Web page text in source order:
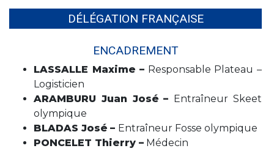
DÉLÉGATION FRANÇAISE
ENCADREMENT
LASSALLE Maxime – Responsable Plateau –
Logisticien
ARAMBURU Juan José – Entraîneur Skeet
olympique
BLADAS José – Entraîneur Fosse olympique
PONCELET Thierry – Médecin